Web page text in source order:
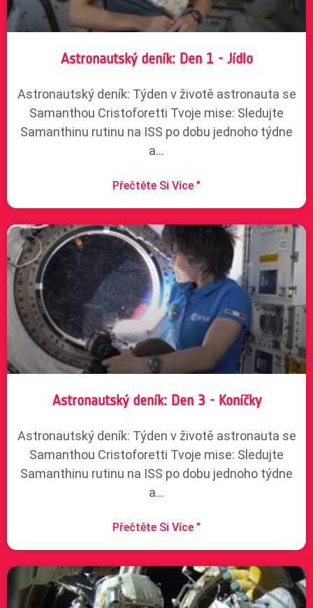
Astronautský deník: Den 1 - Jídlo
Astronautský deník: Týden v životě astronauta se
Samanthou Cristoforetti Tvoje mise: Sledujte
Samanthinu rutinu na ISS po dobu jednoho týdne
a...
Přečtěte Si Více "
Astronautský deník: Den 3 - Koníčky
Astronautský deník: Týden v životě astronauta se
Samanthou Cristoforetti Tvoje mise: Sledujte
Samanthinu rutinu na ISS po dobu jednoho týdne
a...
Přečtěte Si Více "